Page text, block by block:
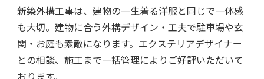
新築外構工事は、建物の一生着る洋服と同じで一体感
も大切。建物に合う外構デザイン・工夫で駐車場や玄
関・お庭も素敵になります。エクステリアデザイナー
との相談、施工まで一括管理によりご好評いただいて